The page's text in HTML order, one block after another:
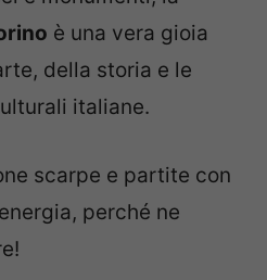
è una vera gioia
della storia e le
italiane.
scarpe e partite con
perché ne